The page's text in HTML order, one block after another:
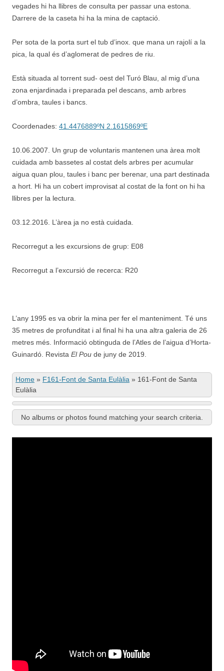
vegades hi ha llibres de consulta per passar una estona.
Darrere de la caseta hi ha la mina de captació.
Per sota de la porta surt el tub d’inox. que mana un rajolí a la
pica, la qual és d’aglomerat de pedres de riu.
Està situada al torrent sud- oest del Turó Blau, al mig d’una
zona enjardinada i preparada pel descans, amb arbres
d’ombra, taules i bancs.
Coordenades: 41.4476889ºN 2.1615869ºE
10.06.2007. Un grup de voluntaris mantenen una àrea molt
cuidada amb bassetes al costat dels arbres per acumular
aigua quan plou, taules i banc per berenar, una part destinada
a hort. Hi ha un cobert improvisat al costat de la font on hi ha
llibres per la lectura.
03.12.2016. L’àrea ja no està cuidada.
Recorregut a les excursions de grup: E08
Recorregut a l’excursió de recerca: R20
L’any 1995 es va obrir la mina per fer el manteniment. Té uns
35 metres de profunditat i al final hi ha una altra galeria de 26
metres més. Informació obtinguda de l’Atles de l’aigua d’Horta-
Guinardó. Revista El Pou de juny de 2019.
Home » F161-Font de Santa Eulàlia » 161-Font de Santa
Eulàlia
No albums or photos found matching your search criteria.